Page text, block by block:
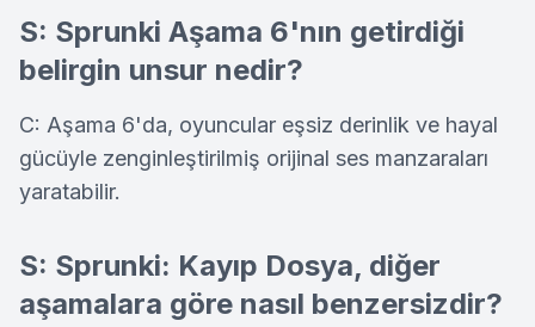
S: Sprunki Aşama 6'nın getirdiği
belirgin unsur nedir?
C: Aşama 6'da, oyuncular eşsiz derinlik ve hayal
gücüyle zenginleştirilmiş orijinal ses manzaraları
yaratabilir.
S: Sprunki: Kayıp Dosya, diğer
aşamalara göre nasıl benzersizdir?